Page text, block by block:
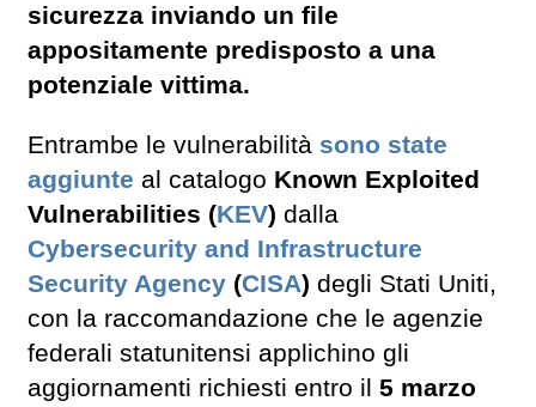
sicurezza inviando un file
appositamente predisposto a una
potenziale vittima.
Entrambe le vulnerabilità sono state
aggiunte al catalogo Known Exploited
Vulnerabilities (KEV) dalla
Cybersecurity and Infrastructure
Security Agency (CISA) degli Stati Uniti,
con la raccomandazione che le agenzie
federali statunitensi applichino gli
aggiornamenti richiesti entro il 5 marzo